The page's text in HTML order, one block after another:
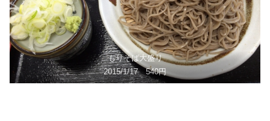
もりそば大盛り
2015/1/17 540円